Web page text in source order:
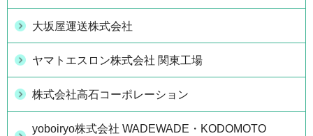
大坂屋運送株式会社
ヤマトエスロン株式会社 関東工場
株式会社高石コーポレーション
yoboiryo株式会社 WADEWADE・KODOMOTO